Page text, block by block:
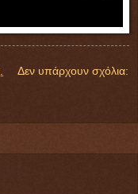
Δεν υπάρχουν σχόλια: